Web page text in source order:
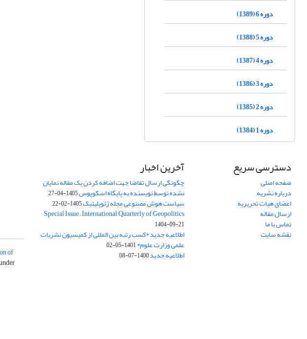
دوره 6 (1389)
دوره 5 (1388)
دوره 4 (1387)
دوره 3 (1386)
دوره 2 (1385)
دوره 1 (1384)
دسترسی سریع
صفحه اصلی
درباره نشریه
اعضای هیات تحریریه
ارسال مقاله
تماس با ما
نقشه سایت
آخرین اخبار
چگونگی ارسال تقاضا جهت اضافه کردن یک مقاله نمایان
نشده توسط نویسنده به پایگاه اسکوپوس1405-04-27
سیاست هوش مصنوعی مجله ژئوپلیتیک1405-02-22
Special Issue – International Quarterly of Geopolitics
1404-09-21
اطلاعیه جدید *کسب رتبه بین المللی از کمیسیون نشریات
علمی وزارت علوم*1401-05-02
اطلاعیه جدید1400-07-08
of